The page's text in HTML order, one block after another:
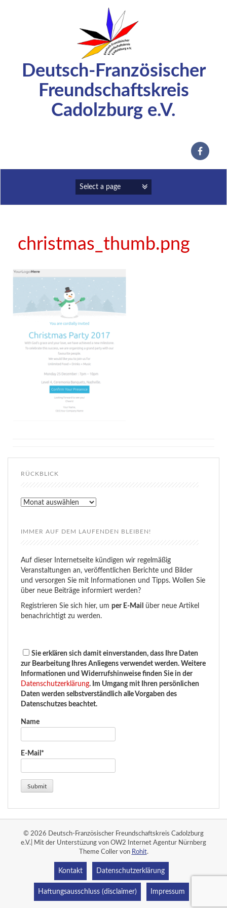
Deutsch-Französischer
Freundschaftskreis
Cadolzburg e.V.
christmas_thumb.png
RÜCKBLICK
Rückblick
IMMER AUF DEM LAUFENDEN BLEIBEN!
Auf dieser Internetseite kündigen wir regelmäßig
Veranstaltungen an, veröffentlichen Berichte und Bilder
und versorgen Sie mit Informationen und Tipps. Wollen Sie
über neue Beiträge informiert werden?
Registrieren Sie sich hier, um per E-Mail
über neue Artikel
benachrichtigt zu werden.
Sie erklären sich damit einverstanden, dass Ihre Daten
zur Bearbeitung Ihres Anliegens verwendet werden. Weitere
Informationen und Widerrufshinweise finden Sie in der
Datenschutzerklärung. Im Umgang mit Ihren persönlichen
Daten werden selbstverständlich alle Vorgaben des
Datenschutzes beachtet.
Name
E-Mail*
© 2026 Deutsch-Französischer Freundschaftskreis Cadolzburg
e.V.| Mit der Unterstüzung von OW2 Internet Agentur Nürnberg
Theme Coller von Rohit.
Kontakt Datenschutzerklärung
Haftungsausschluss (disclaimer) Impressum